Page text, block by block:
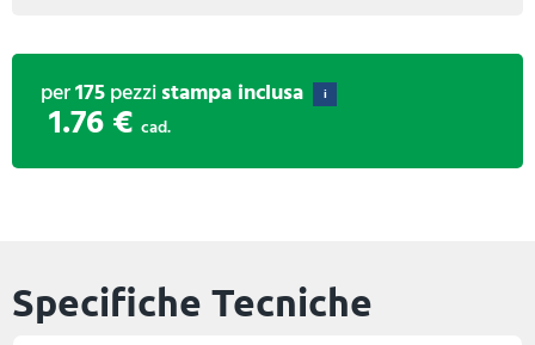
per175pezzistampa inclusa i
1.76 € cad.
Specifiche Tecniche